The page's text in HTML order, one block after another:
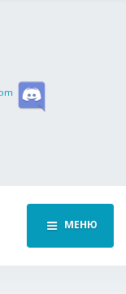
МЕНЮ